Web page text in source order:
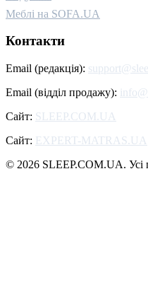
Меблі на SOFA.UA
Контакти
Email (редакція):
Email (відділ продажу):
Сайт: SLEEP.COM.UA
Сайт: EXPERT-MATRAS.UA
© 2026 SLEEP.COM.UA. Усі